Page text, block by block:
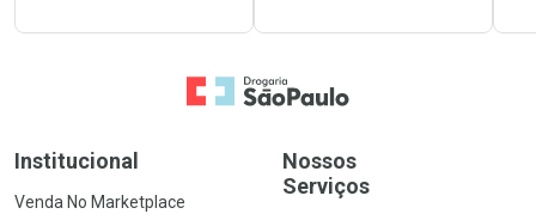
Ir para a Home
Institucional
Venda No Marketplace
Nossos
Serviços